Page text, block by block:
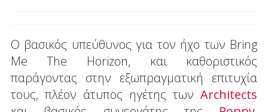
Ο βασικός υπεύθυνος για τον ήχο των Bring
Me The Horizon, και καθοριστικός
παράγοντας στην εξωπραγματική επιτυχία
τους, πλέον άτυπος ηγέτης τωνArchitects